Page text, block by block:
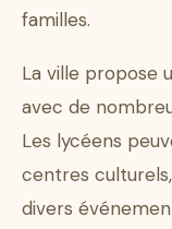
familles.
La ville propose
avec de
Les lycéens
centres
divers